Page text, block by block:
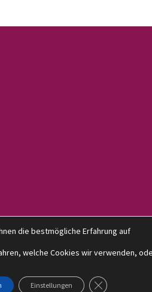
buchkritik.de. Mit Stolz
die bestmögliche Erfahrung auf
welche Cookies wir verwenden,
Einstellungen GDPR COOKIE-